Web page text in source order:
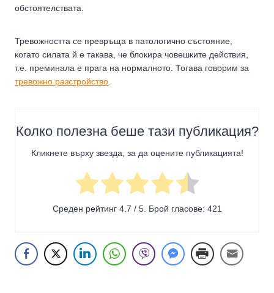
обстоятелствата.
Тревожността се превръща в патологично състояние,
когато силата й е такава, че блокира човешките действия,
т.е. преминала е прага на нормалното. Тогава говорим за
тревожно разстройство.
Колко полезна беше тази публикация?
Кликнете върху звезда, за да оцените публикацията!
Среден рейтинг 4.7 / 5. Брой гласове: 421